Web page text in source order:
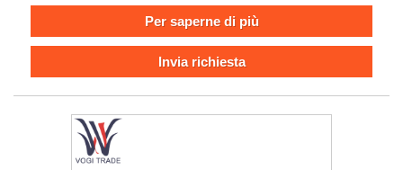
funzioni di acquisizione e controllo dei dati per il sistema,
del sistema in ambienti industriali complessi.
Per saperne di più
Invia richiesta